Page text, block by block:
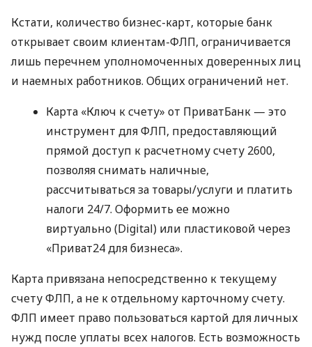
Кстати, количество бизнес-карт, которые банк
открывает своим клиентам-ФЛП, ограничивается
лишь перечнем уполномоченных доверенных лиц
и наемных работников. Общих ограничений нет.
Карта «Ключ к счету» от ПриватБанк — это
инструмент для ФЛП, предоставляющий
прямой доступ к расчетному счету 2600,
позволяя снимать наличные,
рассчитываться за товары/услуги и платить
налоги 24/7. Оформить ее можно
виртуально (Digital) или пластиковой через
«Приват24 для бизнеса».
Карта привязана непосредственно к текущему
счету ФЛП, а не к отдельному карточному счету.
ФЛП имеет право пользоваться картой для личных
нужд после уплаты всех налогов. Есть возможность